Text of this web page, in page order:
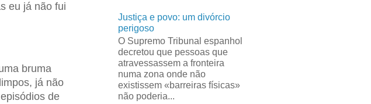
eu já não fui
bruma
já não
de
Justiça e povo: um divórcio
perigoso
O Supremo Tribunal espanhol
decretou que pessoas que
atravessassem a fronteira
numa zona onde não
existissem «barreiras físicas»
não poderia...